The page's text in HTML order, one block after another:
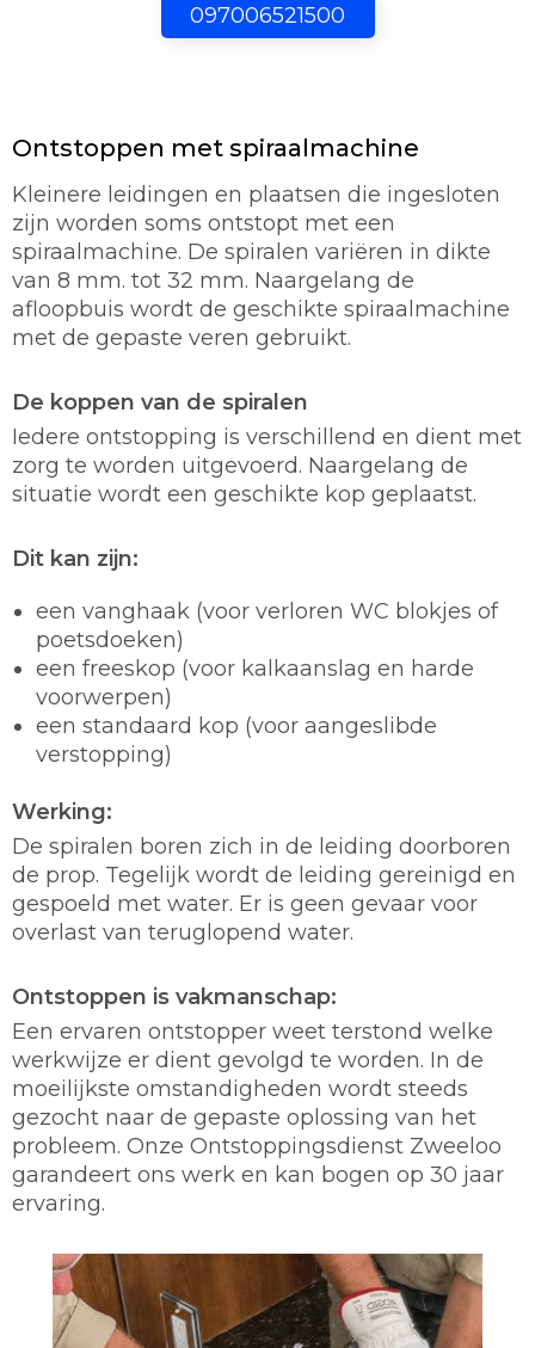
097006521500
Ontstoppen met spiraalmachine
Kleinere leidingen en plaatsen die ingesloten
zijn worden soms ontstopt met een
spiraalmachine. De spiralen variëren in dikte
van 8 mm. tot 32 mm. Naargelang de
afloopbuis wordt de geschikte spiraalmachine
met de gepaste veren gebruikt.
De koppen van de spiralen
Iedere ontstopping is verschillend en dient met
zorg te worden uitgevoerd. Naargelang de
situatie wordt een geschikte kop geplaatst.
Dit kan zijn:
een vanghaak (voor verloren WC blokjes of
poetsdoeken)
een freeskop (voor kalkaanslag en harde
voorwerpen)
een standaard kop (voor aangeslibde
verstopping)
Werking:
De spiralen boren zich in de leiding doorboren
de prop. Tegelijk wordt de leiding gereinigd en
gespoeld met water. Er is geen gevaar voor
overlast van teruglopend water.
Ontstoppen is vakmanschap:
Een ervaren ontstopper weet terstond welke
werkwijze er dient gevolgd te worden. In de
moeilijkste omstandigheden wordt steeds
gezocht naar de gepaste oplossing van het
probleem. Onze Ontstoppingsdienst Zweeloo
garandeert ons werk en kan bogen op 30 jaar
ervaring.